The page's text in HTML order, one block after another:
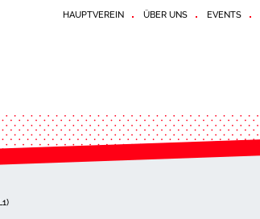
HAUPTVEREIN ÜBER UNS EVENTS